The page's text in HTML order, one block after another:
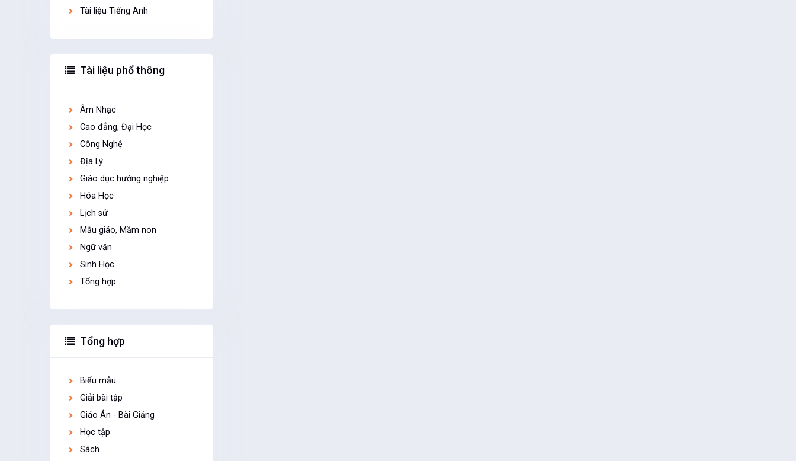
Tài liệu Tiếng Anh
Tài liệu phổ thông
Âm Nhạc
Cao đẳng, Đại Học
Công Nghệ
Địa Lý
Giáo dục hướng nghiệp
Hóa Học
Lịch sử
Mẫu giáo, Mầm non
Ngữ văn
Sinh Học
Tổng hợp
Tổng hợp
Biểu mẫu
Giải bài tập
Giáo Án - Bài Giảng
Học tập
Sách